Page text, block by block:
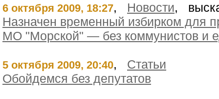
6 октября 2009, 18:27, Новости,
Назначен временный избирком для
МО "Морской" — без коммунистов и
5 октября 2009, 20:40, Статьи
Обойдемся без депутатов